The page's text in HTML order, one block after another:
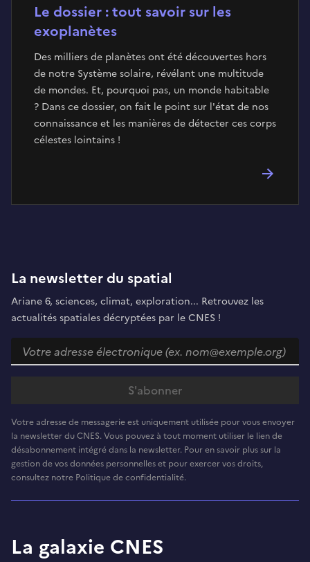
Le dossier : tout savoir sur les
exoplanètes
Des milliers de planètes ont été découvertes hors
de notre Système solaire, révélant une multitude
de mondes. Et, pourquoi pas, un monde habitable
? Dans ce dossier, on fait le point sur l'état de nos
connaissance et les manières de détecter ces corps
célestes lointains !
La newsletter du spatial
Ariane 6, sciences, climat, exploration... Retrouvez les
actualités spatiales décryptées par le CNES !
Votre adresse de messagerie est uniquement utilisée pour vous envoyer
la newsletter du CNES. Vous pouvez à tout moment utiliser le lien de
désabonnement intégré dans la newsletter. Pour en savoir plus sur la
gestion de vos données personnelles et pour exercer vos droits,
consultez notre Politique de confidentialité.
La galaxie CNES